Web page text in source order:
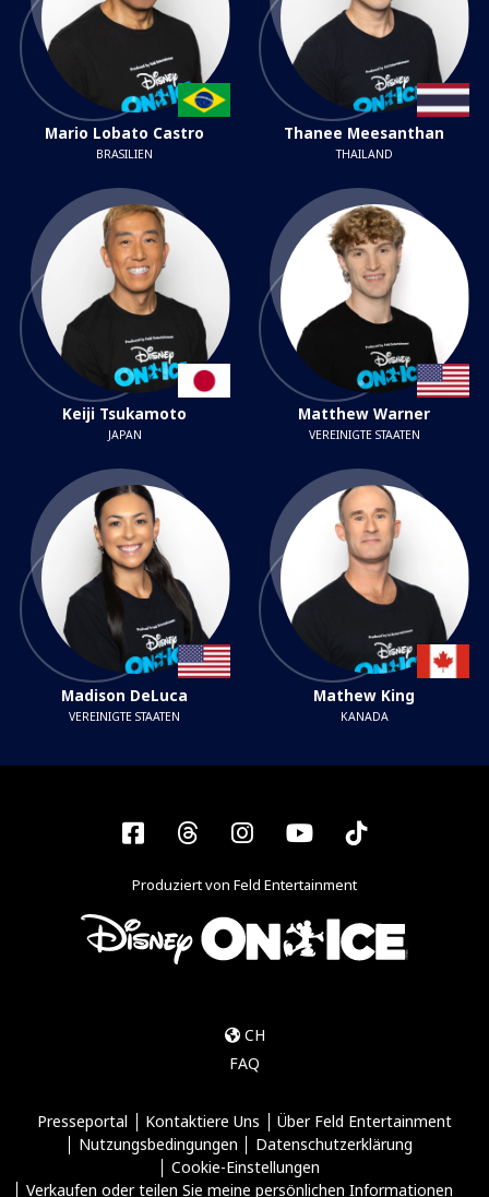
Mario Lobato Castro
BRASILIEN
Thanee Meesanthan
THAILAND
Keiji Tsukamoto
JAPAN
Matthew Warner
VEREINIGTE STAATEN
Madison DeLuca
VEREINIGTE STAATEN
Mathew King
KANADA
Facebook
ThreadsInstagram
YouTubeTiktok
Produziert von Feld Entertainment
CH
FAQ
Presseportal Kontaktiere Uns
Über Feld Entertainment
Nutzungsbedingungen
Datenschutzerklärung
Cookie-Einstellungen
Verkaufen oder teilen Sie meine persönlichen Informationen